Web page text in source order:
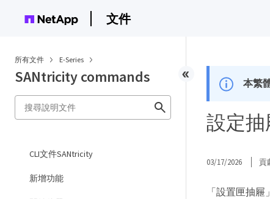
文件
所有文件 E-Series
SANtricity commands
CLI文件SANtricity
新增功能
本繁
設定抽
03/17/2026 貢
「設置匣抽